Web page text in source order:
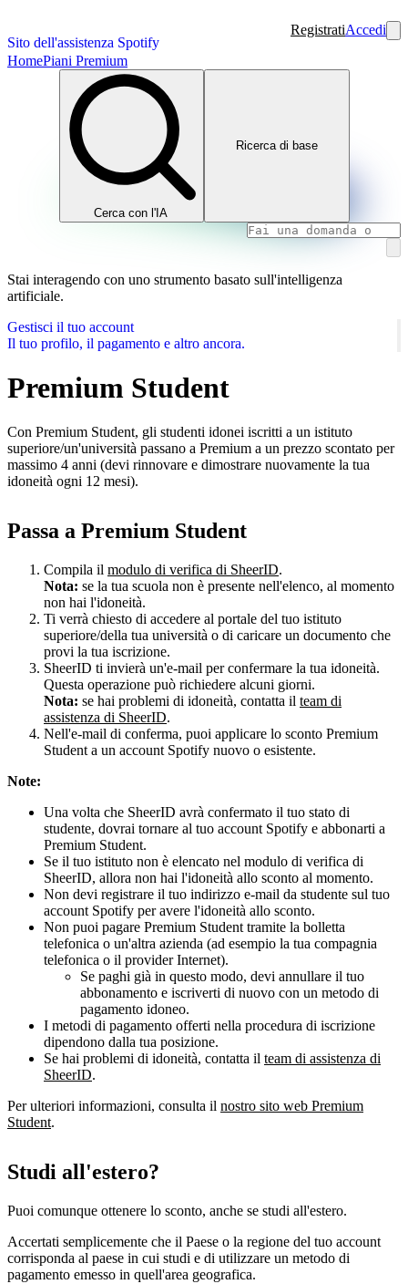
Sito dell'assistenza Spotify
RegistratiAccedi
HomePiani Premium
Cerca con l'IA
Ricerca di base
Stai interagendo con uno strumento basato sull'intelligenza
artificiale.
Gestisci il tuo account
Il tuo profilo, il pagamento e altro ancora.
Premium Student
Con Premium Student, gli studenti idonei iscritti a un istituto
superiore/un'università passano a Premium a un prezzo scontato per
massimo 4 anni (devi rinnovare e dimostrare nuovamente la tua
idoneità ogni 12 mesi).
Passa a Premium Student
Compila il modulo di verifica di SheerID.
Nota: se la tua scuola non è presente nell'elenco, al momento
non hai l'idoneità.
Ti verrà chiesto di accedere al portale del tuo istituto
superiore/della tua università o di caricare un documento che
provi la tua iscrizione.
SheerID ti invierà un'e-mail per confermare la tua idoneità.
Questa operazione può richiedere alcuni giorni.
Nota: se hai problemi di idoneità, contatta il team di
assistenza di SheerID.
Nell'e-mail di conferma, puoi applicare lo sconto Premium
Student a un account Spotify nuovo o esistente.
Note:
Una volta che SheerID avrà confermato il tuo stato di
studente, dovrai tornare al tuo account Spotify e abbonarti a
Premium Student.
Se il tuo istituto non è elencato nel modulo di verifica di
SheerID, allora non hai l'idoneità allo sconto al momento.
Non devi registrare il tuo indirizzo e-mail da studente sul tuo
account Spotify per avere l'idoneità allo sconto.
Non puoi pagare Premium Student tramite la bolletta
telefonica o un'altra azienda (ad esempio la tua compagnia
telefonica o il provider Internet).
Se paghi già in questo modo, devi annullare il tuo
abbonamento e iscriverti di nuovo con un metodo di
pagamento idoneo.
I metodi di pagamento offerti nella procedura di iscrizione
dipendono dalla tua posizione.
Se hai problemi di idoneità, contatta il team di assistenza di
SheerID.
Per ulteriori informazioni, consulta il nostro sito web Premium
Student.
Studi all'estero?
Puoi comunque ottenere lo sconto, anche se studi all'estero.
Accertati semplicemente che il Paese o la regione del tuo account
corrisponda al paese in cui studi e di utilizzare un metodo di
pagamento emesso in quell'area geografica.